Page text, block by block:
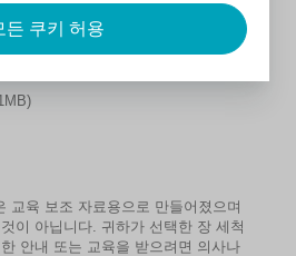
든 쿠키 허용
녀가 화장실 습관을 재미있는 방식
만들어졌습니다. 사용이 간단하고
되면 더 어렵게 응용하기도 쉽습니
교육 보조 자료용으로 만들어졌으며
이 아닙니다. 귀하가 선택한 장 세척
안내 또는 교육을 받으려면 의사나